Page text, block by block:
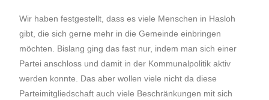
Wir haben festgestellt, dass es viele Menschen in Hasloh
gibt, die sich gerne mehr in die Gemeinde einbringen
möchten. Bislang ging das fast nur, indem man sich einer
Partei anschloss und damit in der Kommunalpolitik aktiv
werden konnte. Das aber wollen viele nicht da diese
Parteimitgliedschaft auch viele Beschränkungen mit sich